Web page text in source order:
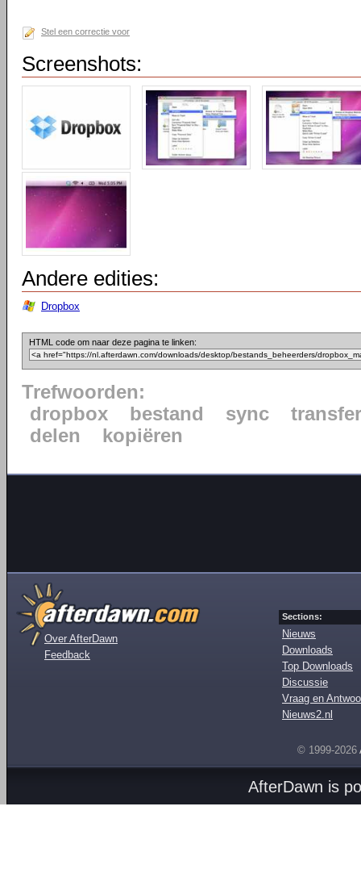
Stel een correctie voor
Screenshots:
Andere edities:
Dropbox
HTML code om naar deze pagina te linken:
Trefwoorden:
dropbox
bestand sync
transfer
delen
kopiëren
Over AfterDawn
Feedback
Sections:
Nieuws
Downloads
Top Downloads
Discussie
Vraag en
Nieuws2.nl
© 1999-2026
AfterDawn is